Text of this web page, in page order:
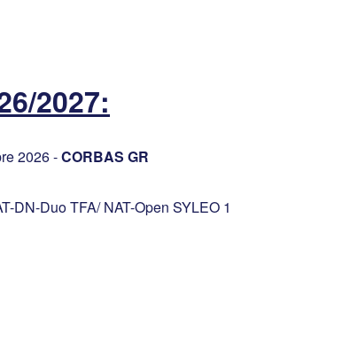
2027:
2026 -CORBAS GR
DN-Duo TFA/ NAT-Open SYLEO 1